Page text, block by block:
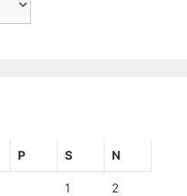
P S N
1 2